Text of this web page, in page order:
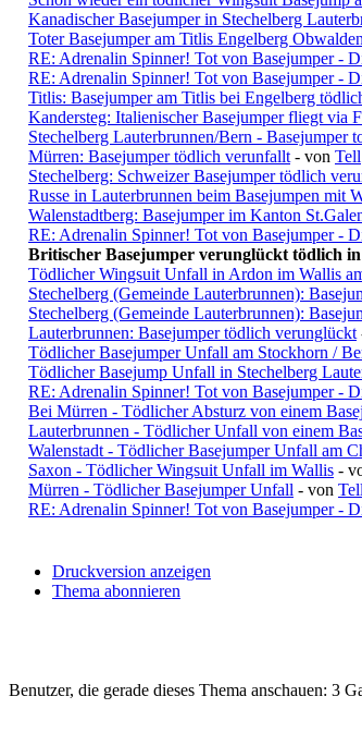
Kanadischer Basejumper in Stechelberg
Toter Basejumper am Titlis Engelberg Obwalden
RE: Adrenalin Spinner! Tot von Basejumper -
RE: Adrenalin Spinner! Tot von Basejumper -
Titlis: Basejumper am Titlis bei Engelberg
Kandersteg: Italienischer Basejumper fliegt via
Stechelberg Lauterbrunnen/Bern - Basejumper
Mürren: Basejumper tödlich verunfallt - von Tell
Stechelberg: Schweizer Basejumper tödlich
Russe in Lauterbrunnen beim Basejumpen mit
Walenstadtberg: Basejumper im Kanton
RE: Adrenalin Spinner! Tot von Basejumper -
Britischer Basejumper verunglückt tödlich
Tödlicher Wingsuit Unfall in Ardon im Wallis
Stechelberg (Gemeinde Lauterbrunnen):
Stechelberg (Gemeinde Lauterbrunnen):
Lauterbrunnen: Basejumper tödlich verunglückt
Tödlicher Basejumper Unfall am Stockhorn /
Tödlicher Basejump Unfall in Stechelberg
RE: Adrenalin Spinner! Tot von Basejumper -
Bei Mürren - Tödlicher Absturz von einem
Lauterbrunnen - Tödlicher Unfall von einem
Walenstadt - Tödlicher Basejumper Unfall am
Saxon - Tödlicher Wingsuit Unfall im Wallis -
Mürren - Tödlicher Basejumper Unfall - von Tell
RE: Adrenalin Spinner! Tot von Basejumper -
Druckversion anzeigen
Thema abonnieren
Benutzer, die gerade dieses Thema anschauen: 3